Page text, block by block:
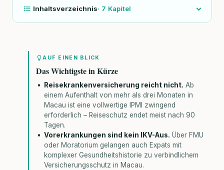
Inhaltsverzeichnis· 7 Kapitel
AUF EINEN BLICK
Das Wichtigste in Kürze
Reisekrankenversicherung reicht nicht. Ab
einem Aufenthalt von mehr als drei Monaten in
Macau ist eine vollwertige IPMI zwingend
erforderlich – Reiseschutz endet meist nach 90
Tagen.
Vorerkrankungen sind kein IKV-Aus. Über FMU
oder Moratorium gelangen auch Expats mit
komplexer Gesundheitshistorie zu verbindlichem
Versicherungsschutz in Macau.